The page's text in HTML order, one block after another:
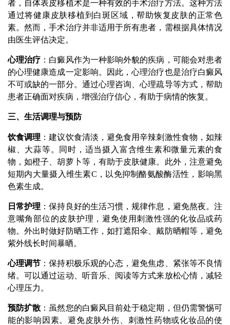
者，自体表皮移植术是一种有效的手术治疗方法。这种方法
通过将健康皮肤移植到白斑区域，帮助恢复皮肤的正常色
素。然而，手术治疗并非适用于所有患者，需根据具体情况
由医生评估决定。
心理治疗 ：白癜风作为一种影响外貌的疾病，可能会对患者
的心理健康造成一定影响。因此，心理治疗也是治疗白癜风
不可或缺的一部分。通过心理咨询、心理疏导等方式，帮助
患者正确面对疾病，增强治疗信心，有助于病情的恢复。
三、生活调理与预防
饮食调理 ：建议饮食清淡，避免食用辛辣刺激性食物，如辣
椒、大蒜等。同时，适当摄入富含维生素和微量元素的食
物，如橙子、胡萝卜等，有助于皮肤健康。此外，注意避免
短期内大量摄入维生素C，以免抑制酪氨酸酶活性，影响黑
色素生成。
日常护理 ：保持良好的生活习惯，规律作息，避免熬夜。注
意嘴角部位的皮肤护理，避免使用刺激性强的化妆品或药
物。外出时做好防晒工作，如打遮阳伞、戴防晒帽等，避免
紫外线长时间暴晒。
心理调节 ：保持积极乐观的心态，避免焦虑、紧张等不良情
绪。可以通过运动、听音乐、阅读等方式来放松心情，减轻
心理压力。
预防扩散 ：虽然您的白癜风目前处于稳定期，但仍需警惕可
能的影响因素。避免皮肤外伤、刺激性药物或化妆品的使